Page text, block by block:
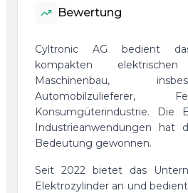
Bewertung
Cyltronic AG bedient
kompakten
Maschinenbau,
Automobilzulieferer,
Konsumgüterindustrie. Die
Industrieanwendungen hat
Bedeutung gewonnen.
Seit 2022 bietet das
Elektrozylinder an und